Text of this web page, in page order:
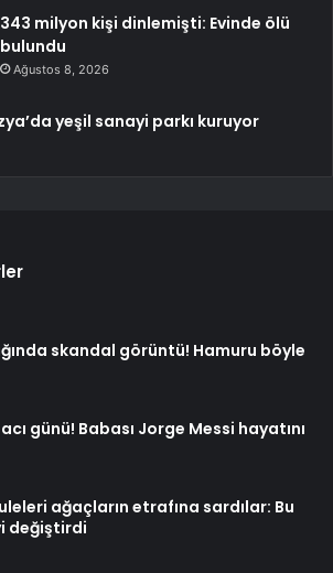
343 milyon kişi dinlemişti: Evinde ölü
bulundu
Ağustos 8, 2026
yeşil sanayi parkı kuruyor
skandal görüntü! Hamuru böyle
günü! Babası Jorge Messi hayatını
ağaçların etrafına sardılar: Bu
değiştirdi